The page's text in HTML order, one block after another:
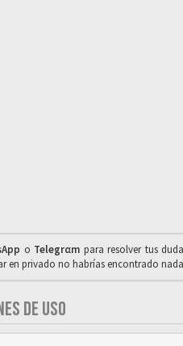
o Telegrαm para resolver tus
en privado no habrías encontrado
DE USO